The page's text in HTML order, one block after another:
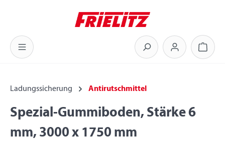
Zum Hauptinhalt springen
Ladungssicherung Antirutschmittel
Spezial-Gummiboden, Stärke 6
mm, 3000 x 1750 mm